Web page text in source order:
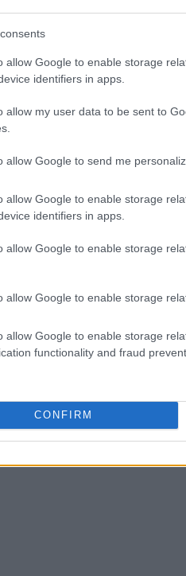
allow Google to enable storage
identifiers in apps.
allow my user data to be sent to
allow Google to send me
allow Google to enable storage
identifiers in apps.
allow Google to enable storage
allow Google to enable storage
allow Google to enable storage
functionality and fraud
CONFIRM
agricoli
come laPo Valleyla
e altre aree costiere
d’irrigazione, trame di
spesso invisibili a
e le aree
rappresentati
esempi concreti: la
della Doñana i campi
della
differiscano in
permetta di